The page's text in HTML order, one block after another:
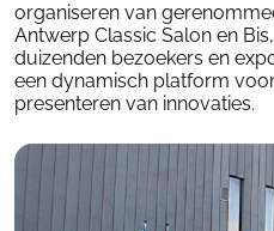
organiseren van
Antwerp Classic Salon en
duizenden bezoekers en
een dynamisch platform
presenteren van innovaties.